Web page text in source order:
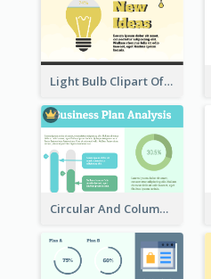
Light Bulb Clipart Of New Ideas
Circular And Column Information